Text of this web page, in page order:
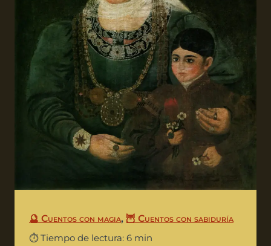
🔮 Cuentos con magia, 🦉 Cuentos con sabiduría
⏱️ Tiempo de lectura: 6 min